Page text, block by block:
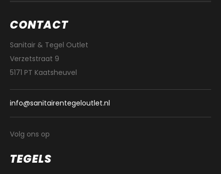
CONTACT
Sanitair & Tegel Outlet
Verzetstraat 9
5171 PT Kaatsheuvel
info@sanitairentegeloutlet.nl
Volg ons op
TEGELS